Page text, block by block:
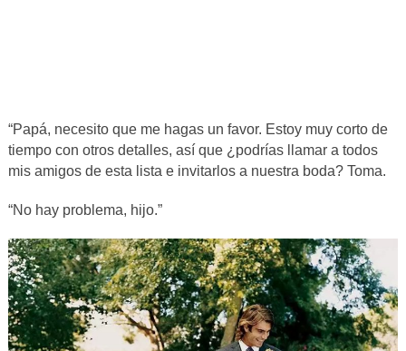
“Papá, necesito que me hagas un favor. Estoy muy corto de
tiempo con otros detalles, así que ¿podrías llamar a todos
mis amigos de esta lista e invitarlos a nuestra boda? Toma.
“No hay problema, hijo.”